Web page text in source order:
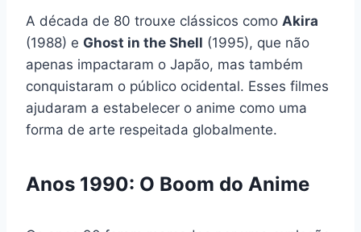
A década de 80 trouxe clássicos como Akira
(1988) e Ghost in the Shell (1995), que não
apenas impactaram o Japão, mas também
conquistaram o público ocidental. Esses filmes
ajudaram a estabelecer o anime como uma
forma de arte respeitada globalmente.
Anos 1990: O Boom do Anime